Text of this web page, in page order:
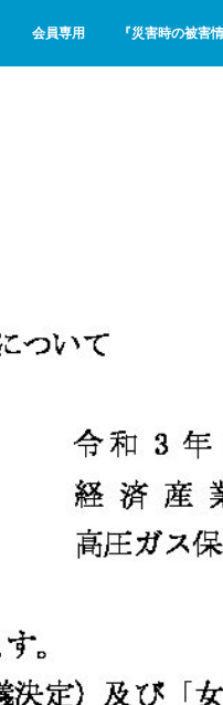
会員専用 『災害時の被害